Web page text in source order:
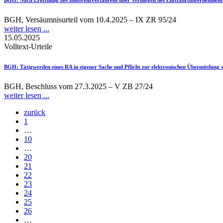
BGH, Versäumnisurteil vom 10.4.2025 – IX ZR 95/24
weiter lesen ...
15.05.2025
Volltext-Urteile
BGH: Tätigwerden eines RA in eigener Sache und Pflicht zur elektronischen Übermittlung
BGH, Beschluss vom 27.3.2025 – V ZB 27/24
weiter lesen ...
zurück
1
…
10
…
20
21
22
23
24
25
26
…